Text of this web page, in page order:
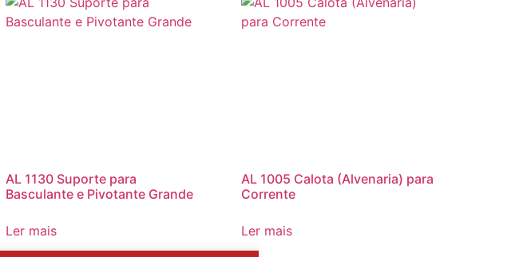
AL 1130 Suporte para
Basculante e Pivotante Grande
Ler mais
AL 1005 Calota (Alvenaria) para
Corrente
Ler mais